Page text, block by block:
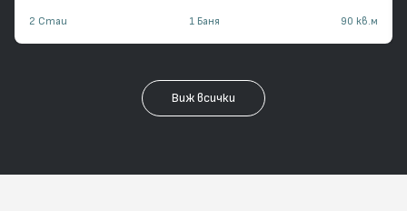
2 Стаи 1 Баня 90 кв.м
Виж всички